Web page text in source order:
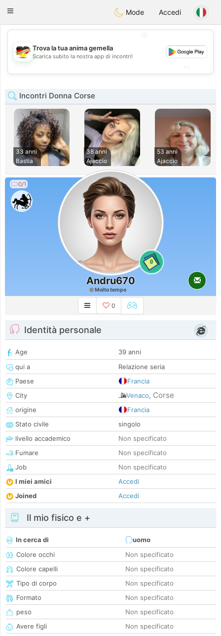
DeutschDating
Toggle
Mode Accedi
💖
💕
Trova la tua anima gemella
Scarica subito la nostra app di incontri!
Incontri Donna Corse
33 anni
Bastia
38 anni
Ajaccio
53 anni
Ajaccio
0/1
0
Andru670
Molto tempo
0
Identità personale
Age
39 anni
qui a
Relazione seria
Paese
Francia
City
Venaco, Corse
origine
Francia
Stato civile
singolo
livello accademico
Non specificato
Fumare
Non specificato
Job
Non specificato
I miei amici
Accedi
Joined
Accedi
Il mio fisico e +
In cerca di
uomo
Colore occhi
Non specificato
Colore capelli
Non specificato
Tipo di corpo
Non specificato
Formato
Non specificato
peso
Non specificato
Avere figli
Non specificato